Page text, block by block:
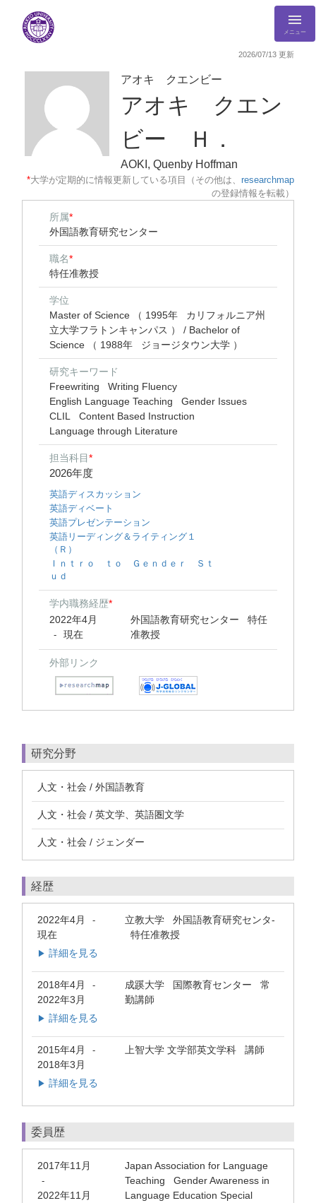
メニュー
2026/07/13 更新
アオキ クエンビー
アオキ クエン
ビー Ｈ．
AOKI, Quenby Hoffman
*大学が定期的に情報更新している項目（その他は、 researchmap
の登録情報を転載）
所属*
外国語教育研究センター
職名*
特任准教授
学位
Master of Science （ 1995年 カリフォルニア州
立大学フラトンキャンパス ） / Bachelor of
Science （ 1988年 ジョージタウン大学 ）
研究キーワード
Freewriting
Writing Fluency
English Language Teaching
Gender Issues
CLIL
Content Based Instruction
Language through Literature
担当科目*
2026年度
英語ディスカッション
英語ディベート
英語プレゼンテーション
英語リーディング＆ライティング１
（Ｒ）
Ｉｎｔｒｏ ｔｏ Ｇｅｎｄｅｒ Ｓｔ
ｕｄ
学内職務経歴*
2022年4月
- 現在
外国語教育研究センター 特任
准教授
外部リンク
研究分野
人文・社会 / 外国語教育
人文・社会 / 英文学、英語圏文学
人文・社会 / ジェンダー
経歴
2022年4月 -
現在
立教大学 外国語教育研究センタ-
特任准教授
▶ 詳細を見る
2018年4月 -
2022年3月
成蹊大学 国際教育センター 常
勤講師
▶ 詳細を見る
2015年4月 -
2018年3月
上智大学 文学部英文学科 講師
▶ 詳細を見る
委員歴
2017年11月
-
2022年11月
Japan Association for Language
Teaching Gender Awareness in
Language Education Special